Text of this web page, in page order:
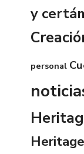
y
personal